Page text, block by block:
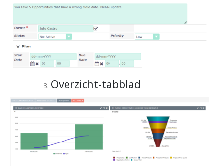
Overzicht-tabblad